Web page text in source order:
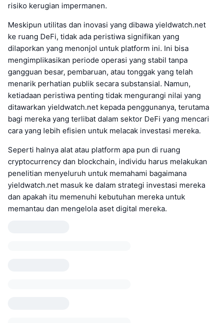
risiko kerugian impermanen.
Meskipun utilitas dan inovasi yang dibawa yieldwatch.net
ke ruang DeFi, tidak ada peristiwa signifikan yang
dilaporkan yang menonjol untuk platform ini. Ini bisa
mengimplikasikan periode operasi yang stabil tanpa
gangguan besar, pembaruan, atau tonggak yang telah
menarik perhatian publik secara substansial. Namun,
ketiadaan peristiwa penting tidak mengurangi nilai yang
ditawarkan yieldwatch.net kepada penggunanya, terutama
bagi mereka yang terlibat dalam sektor DeFi yang mencari
cara yang lebih efisien untuk melacak investasi mereka.
Seperti halnya alat atau platform apa pun di ruang
cryptocurrency dan blockchain, individu harus melakukan
penelitian menyeluruh untuk memahami bagaimana
yieldwatch.net masuk ke dalam strategi investasi mereka
dan apakah itu memenuhi kebutuhan mereka untuk
memantau dan mengelola aset digital mereka.